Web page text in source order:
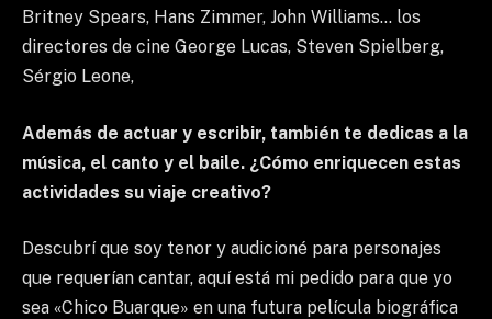
Britney Spears, Hans Zimmer, John Williams… los
directores de cine George Lucas, Steven Spielberg,
Sérgio Leone,
Además de actuar y escribir, también te dedicas a la
música, el canto y el baile. ¿Cómo enriquecen estas
actividades su viaje creativo?
Descubrí que soy tenor y audicioné para personajes
que requerían cantar, aquí está mi pedido para que yo
sea «Chico Buarque» en una futura película biográfica